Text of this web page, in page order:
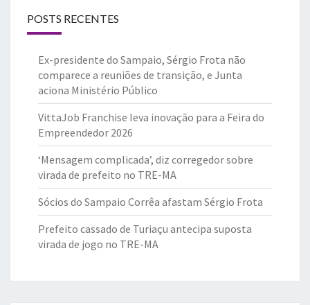
POSTS RECENTES
Ex-presidente do Sampaio, Sérgio Frota não
comparece a reuniões de transição, e Junta
aciona Ministério Público
VittaJob Franchise leva inovação para a Feira do
Empreendedor 2026
‘Mensagem complicada’, diz corregedor sobre
virada de prefeito no TRE-MA
Sócios do Sampaio Corrêa afastam Sérgio Frota
Prefeito cassado de Turiaçu antecipa suposta
virada de jogo no TRE-MA